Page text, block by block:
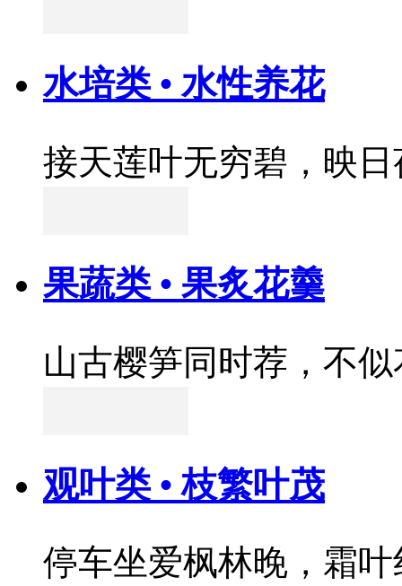
水培类 • 水性养花
接天莲叶无穷碧，映
果蔬类 • 果炙花羹
山古樱笋同时荐，不
观叶类 • 枝繁叶茂
停车坐爱枫林晚，霜